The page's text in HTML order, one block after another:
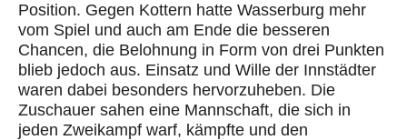
Position. Gegen Kottern hatte Wasserburg mehr
vom Spiel und auch am Ende die besseren
Chancen, die Belohnung in Form von drei Punkten
blieb jedoch aus. Einsatz und Wille der Innstädter
waren dabei besonders hervorzuheben. Die
Zuschauer sahen eine Mannschaft, die sich in
jeden Zweikampf warf, kämpfte und den